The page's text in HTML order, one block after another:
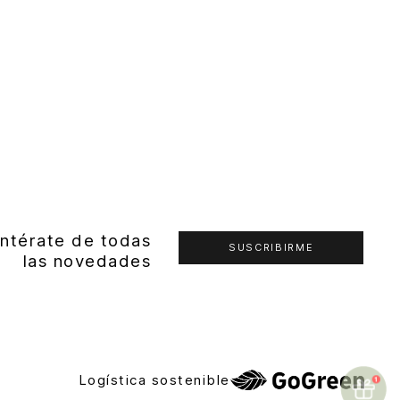
de todas
las novedades
SUSCRIBIRME
Logística sostenible